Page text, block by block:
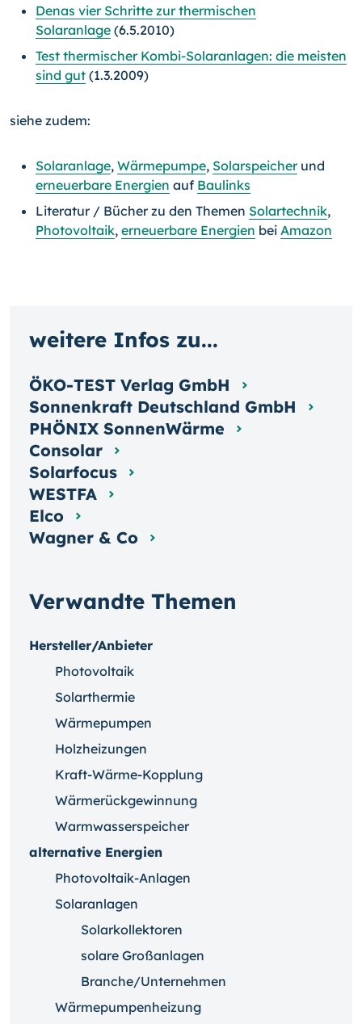
Denas vier Schritte zur thermischen
Solaranlage (6.5.2010)
Test thermischer Kombi-Solaranlagen: die meisten
sind gut (1.3.2009)
siehe zudem:
Solaranlage, Wärmepumpe, Solarspeicherund
erneuerbare Energien auf Baulinks
Literatur / Bücher zu den Themen Solartechnik,
Photovoltaik, erneuerbare Energien bei Amazon
Verwandte Themen
Hersteller/Anbieter
Photovoltaik
Solarthermie
Wärmepumpen
Holzheizungen
Kraft-Wärme-Kopplung
Wärmerückgewinnung
Warmwasserspeicher
alternative Energien
Photovoltaik-Anlagen
Solaranlagen
Solarkollektoren
solare Großanlagen
Branche/Unternehmen
Wärmepumpenheizung
weitere Infos zu...
ÖKO-TEST Verlag GmbH
Sonnenkraft Deutschland GmbH
PHÖNIX SonnenWärme
Consolar
Solarfocus
WESTFA
Elco
Wagner & Co